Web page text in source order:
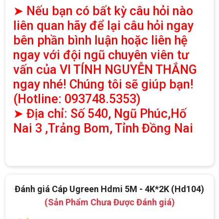
➤ Nếu bạn có bất kỳ câu hỏi nào
liên quan hãy để lại câu hỏi ngay
bên phần bình luận hoặc liên hệ
ngay với đội ngũ chuyên viên tư
vấn của VI TÍNH NGUYỄN THẮNG
ngay nhé! Chúng tôi sẽ giúp bạn!
(Hotline: 093748.5353)
➤ Địa chỉ: Số 540, Ngũ Phúc,Hố
Nai 3 ,Trảng Bom, Tỉnh Đồng Nai
Đánh giá Cáp Ugreen Hdmi 5M - 4K*2K (Hd104)
(Sản Phẩm Chưa Được Đánh giá)
Top 18 tựa game PC huyền thoại gắn liền
thơ của game thủ Việt vào những năm 2000
Hãng ASRock Công Bố 2 dòng Card Đồ
Họa AMD Radeon™ RX 6600 XT